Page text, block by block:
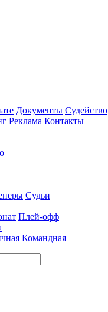
Документы Судейство
Реклама Контакты
Судьи
Плей-офф
Командная